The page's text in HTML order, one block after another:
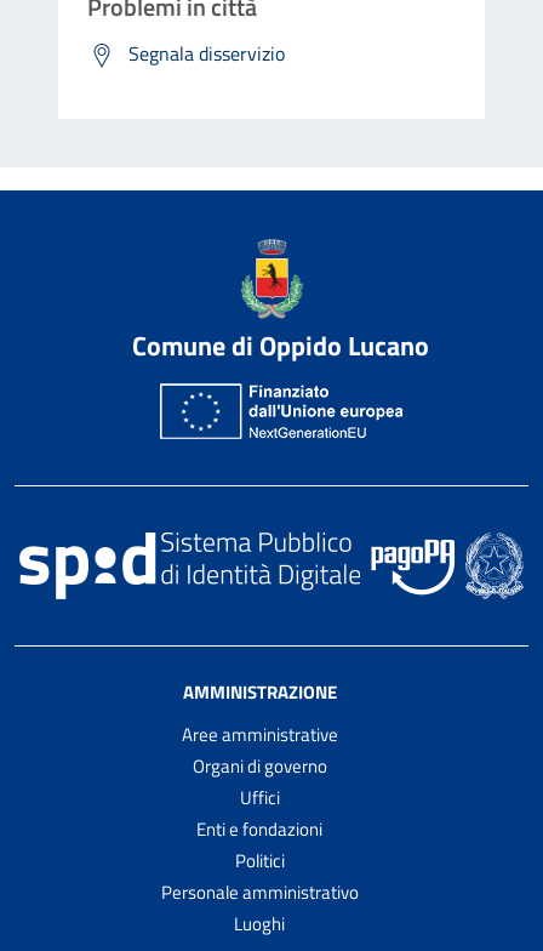
Segnala disservizio
Comune di Oppido Lucano
AMMINISTRAZIONE
Aree amministrative
Organi di governo
Uffici
Enti e fondazioni
Politici
Personale amministrativo
Luoghi